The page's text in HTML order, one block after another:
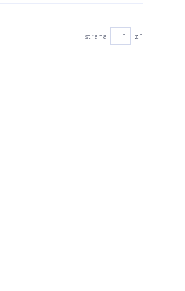
strana z 1